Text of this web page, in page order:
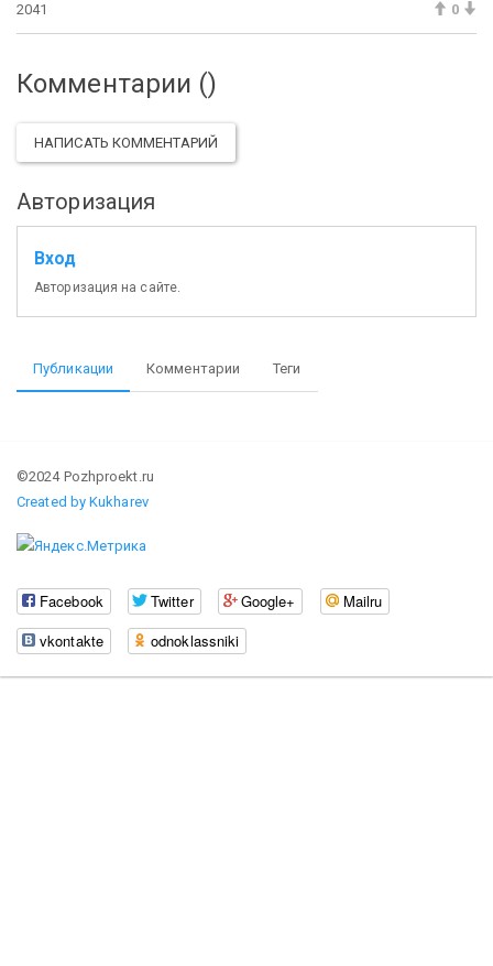
2041
0
Комментарии ()
НАПИСАТЬ КОММЕНТАРИЙ
Авторизация
Вход
Авторизация на сайте.
Публикации Комментарии Теги
©2024 Pozhproekt.ru
Created by Kukharev
Facebook Twitter Google+
Mailru
vkontakte
odnoklassniki